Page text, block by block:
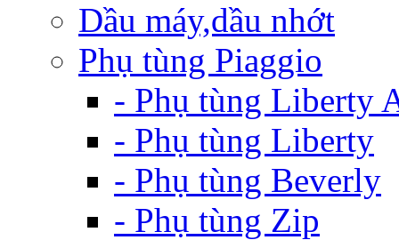
Dầu máy,dầu nhớt
Phụ tùng Piaggio
- Phụ tùng Liberty
- Phụ tùng Liberty
- Phụ tùng Beverly
- Phụ tùng Zip